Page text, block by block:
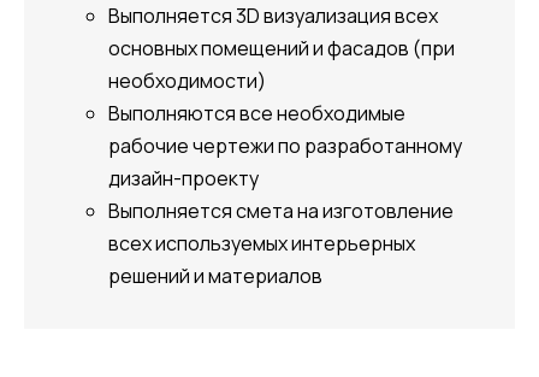
Выполняется 3D визуализация всех
основных помещений и фасадов (при
необходимости)
Выполняются все необходимые
рабочие чертежи по разработанному
дизайн-проекту
Выполняется смета на изготовление
всех используемых интерьерных
решений и материалов